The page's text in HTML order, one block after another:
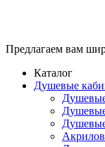
Предлагаем вам
Каталог
Душевые